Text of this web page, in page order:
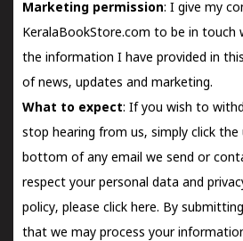
Marketing permission: I give my
KeralaBookStore.com to be in touch
the information I have provided in
of news, updates and marketing.
What to expect: If you wish to
stop hearing from us, simply click the
bottom of any email we send or
respect your personal data and
policy, please click here. By
that we may process your